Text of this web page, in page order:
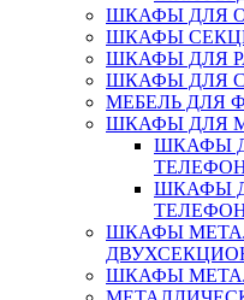
ШКАФЫ ДЛЯ
ШКАФЫ
ШКАФЫ ДЛЯ
ШКАФЫ ДЛЯ
МЕБЕЛЬ ДЛЯ
ШКАФЫ ДЛЯ
ШКАФЫ
ШКАФЫ
ШКАФЫ
ШКАФЫ